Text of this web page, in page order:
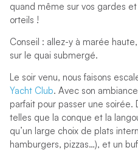
quand même sur vos gardes
orteils !
Conseil : allez-y à marée
sur le quai submergé.
Le soir venu, nous faisons
Yacht Club. Avec son
parfait pour passer une
telles que la conque et la
qu’un large choix de plats
hamburgers, pizzas…), et un